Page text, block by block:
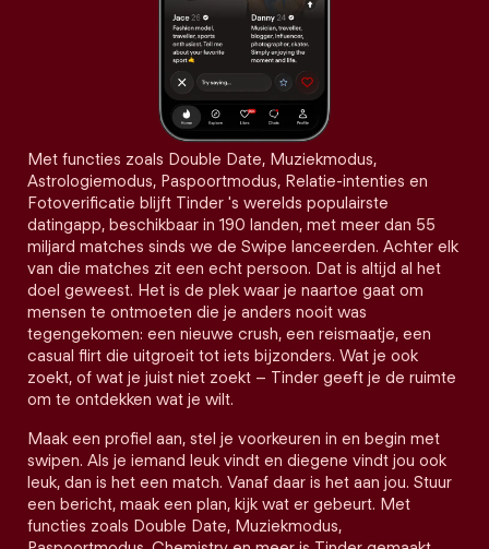
Met functies zoals Double Date, Muziekmodus,
Astrologiemodus, Paspoortmodus, Relatie-intenties en
Fotoverificatie blijft Tinder 's werelds populairste
datingapp, beschikbaar in 190 landen, met meer dan 55
miljard matches sinds we de Swipe lanceerden. Achter elk
van die matches zit een echt persoon. Dat is altijd al het
doel geweest. Het is de plek waar je naartoe gaat om
mensen te ontmoeten die je anders nooit was
tegengekomen: een nieuwe crush, een reismaatje, een
casual flirt die uitgroeit tot iets bijzonders. Wat je ook
zoekt, of wat je juist niet zoekt – Tinder geeft je de ruimte
om te ontdekken wat je wilt.
Maak een profiel aan, stel je voorkeuren in en begin met
swipen. Als je iemand leuk vindt en diegene vindt jou ook
leuk, dan is het een match. Vanaf daar is het aan jou. Stuur
een bericht, maak een plan, kijk wat er gebeurt. Met
functies zoals Double Date, Muziekmodus,